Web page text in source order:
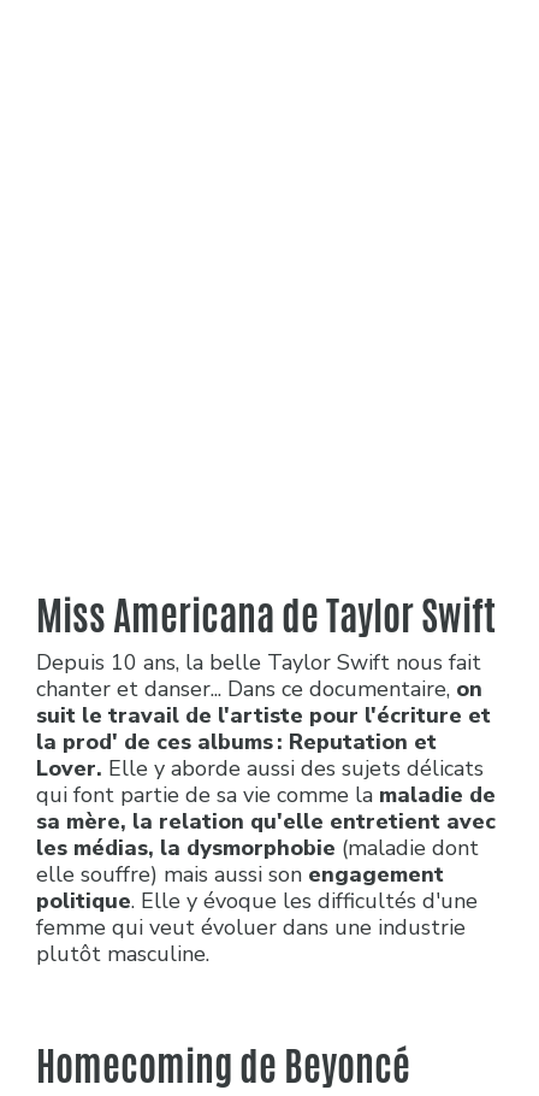
Miss Americana de Taylor Swift
Depuis 10 ans, la belle Taylor Swift nous fait
chanter et danser... Dans ce documentaire, on
suit le travail de l'artiste pour l'écriture et
la prod' de ces albums : Reputation et
Lover. Elle y aborde aussi des sujets délicats
qui font partie de sa vie comme la maladie de
sa mère, la relation qu'elle entretient avec
les médias, la dysmorphobie (maladie dont
elle souffre) mais aussi son engagement
politique. Elle y évoque les difficultés d'une
femme qui veut évoluer dans une industrie
plutôt masculine.
Homecoming de Beyoncé